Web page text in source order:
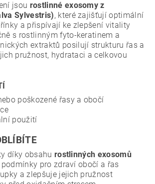
jsou rostlinné exosomy z
Sylvestris), které zajišťují optimální
a přispívají ke zlepšení vitality
s rostlinným fyto-keratinem a
extraktů posilují strukturu řas a
pružnost, hydrataci a celkovou
poškozené řasy a obočí
použití
díky obsahu rostlinných exosomů
pro zdraví obočí a řas
a zlepšuje jejich pružnost